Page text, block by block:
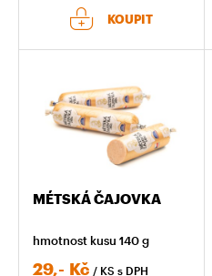
KOUPIT
MÉTSKÁ ČAJOVKA
hmotnost kusu 140 g
29,- Kč / KS s DPH